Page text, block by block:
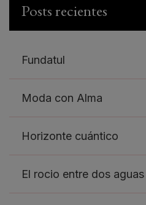
Posts recientes
Fundatul
Moda con Alma
Horizonte cuántico
El rocio entre dos aguas